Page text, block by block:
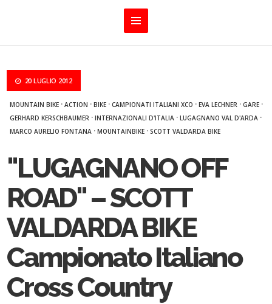
20 LUGLIO 2012
MOUNTAIN BIKE ·ACTION ·BIKE ·CAMPIONATI ITALIANI XCO ·EVA LECHNER ·GARE ·
GERHARD KERSCHBAUMER ·INTERNAZIONALI D'ITALIA ·LUGAGNANO VAL D'ARDA ·
MARCO AURELIO FONTANA ·MOUNTAINBIKE ·SCOTT VALDARDA BIKE
"LUGAGNANO OFF
ROAD" – SCOTT
VALDARDA BIKE
Campionato Italiano
Cross Country